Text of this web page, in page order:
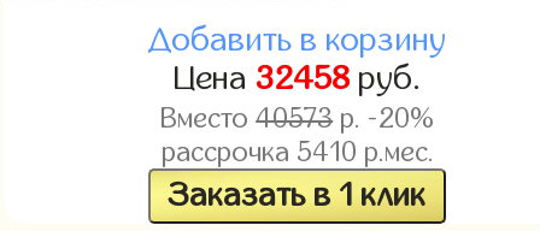
Добавить в корзину
Цена 32458 руб.
Вместо40573р. -20%
рассрочка 5410 р.мес.
Заказать в 1 клик